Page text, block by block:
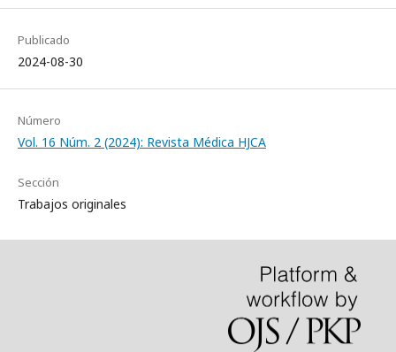
Publicado
2024-08-30
Número
Vol. 16 Núm. 2 (2024): Revista Médica HJCA
Sección
Trabajos originales